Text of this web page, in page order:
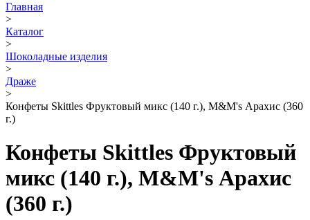
Главная
>
Каталог
>
Шоколадные изделия
>
Драже
>
Конфеты Skittles Фруктовый микс (140 г.), M&M's Арахис (360
г.)
Конфеты Skittles Фруктовый
микс (140 г.), M&M's Арахис
(360 г.)